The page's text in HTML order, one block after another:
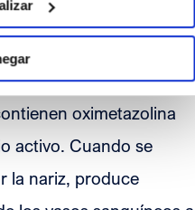
descongestivos
oximetazolina
activo. Cuando se
la nariz, produce